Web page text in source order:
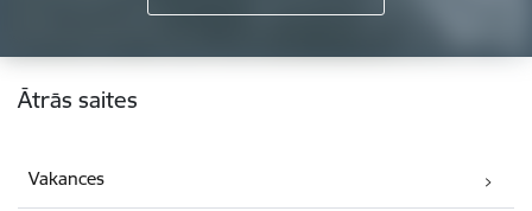
Kājene
Ātrās saites
Vakances